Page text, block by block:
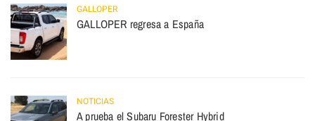
GALLOPER
GALLOPER regresa a España
NOTICIAS
A prueba el Subaru Forester Hybrid